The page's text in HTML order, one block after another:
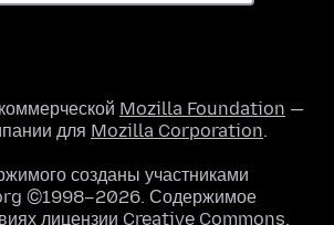
Mozilla Foundation —
для Mozilla Corporation.
созданы участниками
©1998–2026. Содержимое
лицензии Creative Commons.